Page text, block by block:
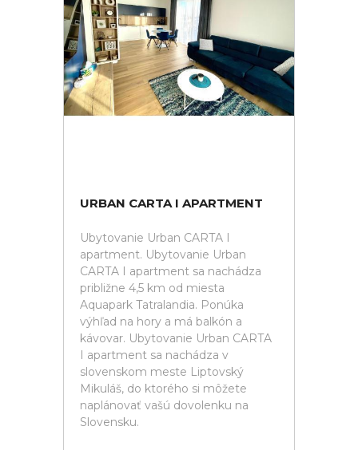
URBAN CARTA I APARTMENT
Ubytovanie Urban CARTA I
apartment. Ubytovanie Urban
CARTA I apartment sa nachádza
približne 4,5 km od miesta
Aquapark Tatralandia. Ponúka
výhľad na hory a má balkón a
kávovar. Ubytovanie Urban CARTA
I apartment sa nachádza v
slovenskom meste Liptovský
Mikuláš, do ktorého si môžete
naplánovať vašú dovolenku na
Slovensku.